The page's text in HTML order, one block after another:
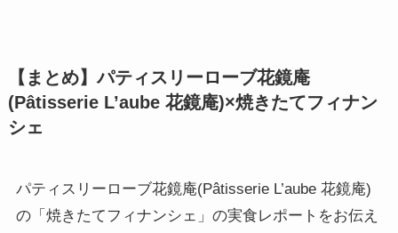
【まとめ】パティスリーローブ花鏡庵
(Pâtisserie L’aube 花鏡庵)×焼きたてフィナン
シェ
パティスリーローブ花鏡庵(Pâtisserie L’aube 花鏡庵)
の「焼きたてフィナンシェ」の実食レポートをお伝え